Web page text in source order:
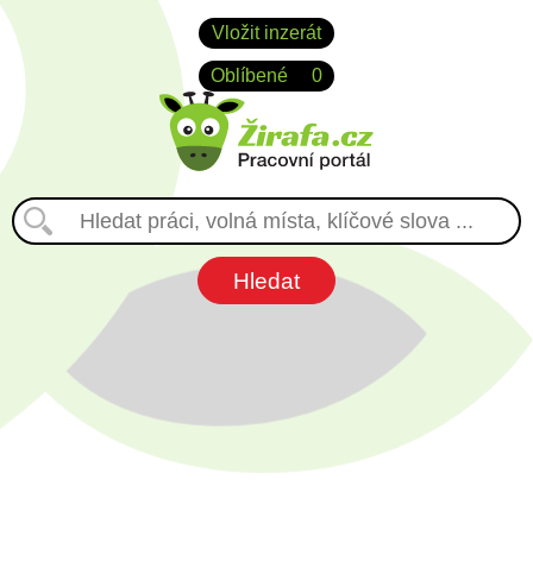
Vložit inzerát
Oblíbené 0